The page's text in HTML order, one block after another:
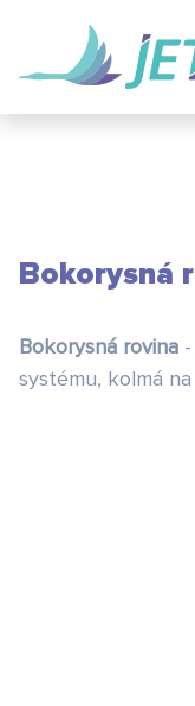
Bokorysná
Bokorysná rovina
systému, kolmá